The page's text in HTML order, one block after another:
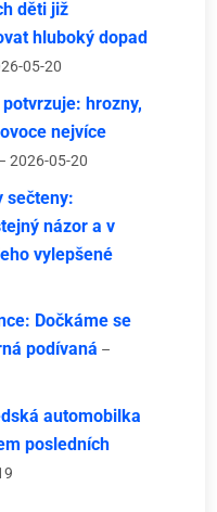
děti již
hluboký dopad
05-20
hrozny,
nejvíce
2026-05-20
sečteny:
názor a v
vylepšené
Dočkáme se
podívaná –
automobilka
posledních